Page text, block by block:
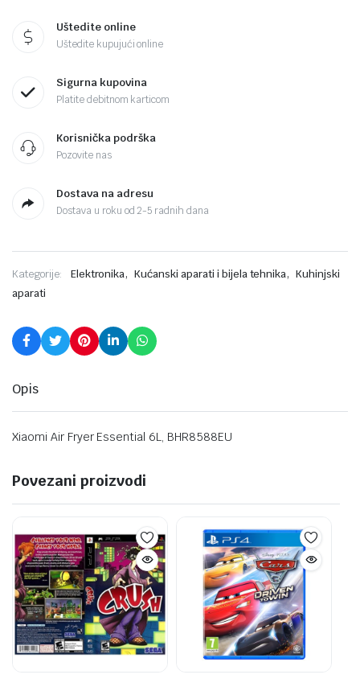
Uštedite online
Uštedite kupujući online
Sigurna kupovina
Platite debitnom karticom
Korisnička podrška
Pozovite nas
Dostava na adresu
Dostava u roku od 2-5 radnih dana
Kategorije: Elektronika, Kućanski aparati i bijela tehnika, Kuhinjski
aparati
Opis
Xiaomi Air Fryer Essential 6L, BHR8588EU
Povezani proizvodi